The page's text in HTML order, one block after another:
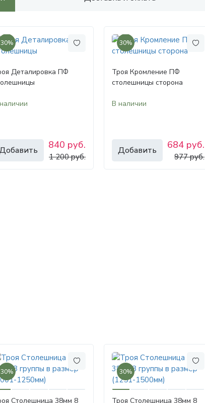
30%
Деталировка ПФ
840 руб.
1 200 руб.
30%
Троя Кромление ПФ
столешницы сторона
В наличии
Добавить 684 руб.
977 руб.
30%
Столешница 38мм 8
30%
Троя Столешница 38мм 8